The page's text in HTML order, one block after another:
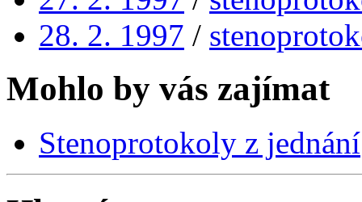
28. 2. 1997 /
Mohlo by vás zajímat
Stenoprotokoly z jednání